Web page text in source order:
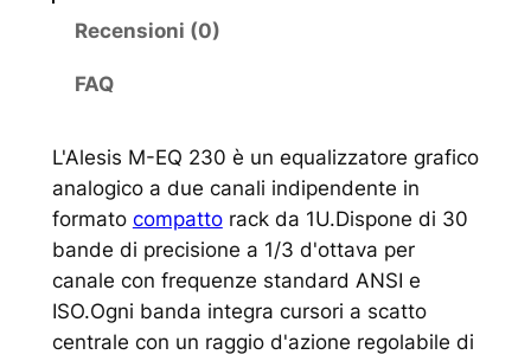
Recensioni (0)
FAQ
L'Alesis M-EQ 230 è un equalizzatore grafico
analogico a due canali indipendente in
formato compattorack da 1U.Dispone di 30
bande di precisione a 1/3 d'ottava per
canale con frequenze standard ANSI e
ISO.Ogni banda integra cursori a scatto
centrale con un raggio d'azione regolabile di